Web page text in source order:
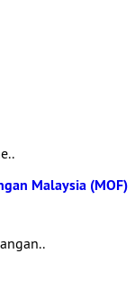
Malaysia (MOF)